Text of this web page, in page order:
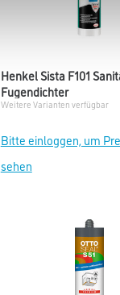
Henkel Sista F101
Fugendichter
Weitere Varianten verfügbar
Bitte einloggen, um
sehen